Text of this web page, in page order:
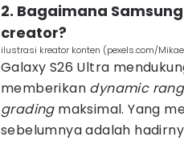
2. Bagaimana
creator?
ilustrasi kreator konten (pexels.com/
Galaxy S26 Ultra
memberikan dynamic
gradingmaksimal. Yang
sebelumnya adalah